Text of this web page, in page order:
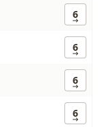
6
6
6
6